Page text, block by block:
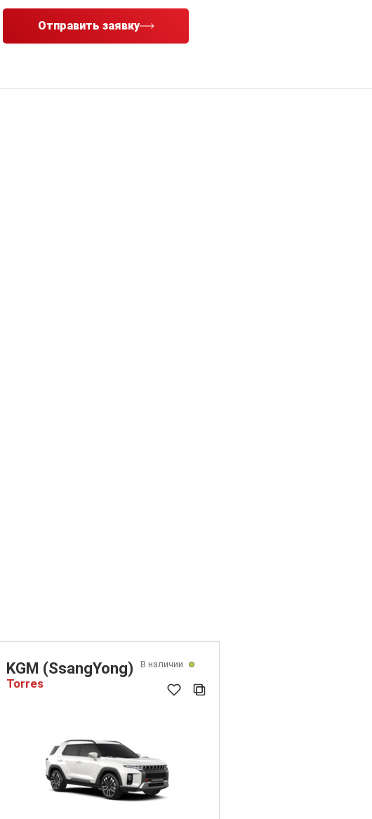
Отправить заявку
В наличии
KGM (SsangYong)
Torres